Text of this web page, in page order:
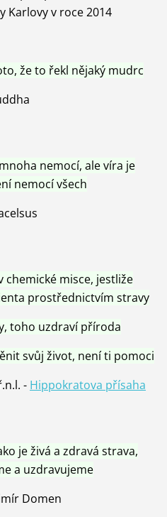
Karlovy v roce 2014
že to řekl nějaký mudrc
nemocí, ale víra je
nemocí všech
chemické misce, jestliže
prostřednictvím stravy
toho uzdraví příroda
svůj život, není ti pomoci
- Hippokratova přísaha
je živá a zdravá strava,
a uzdravujeme
Domen